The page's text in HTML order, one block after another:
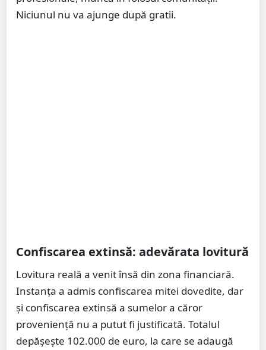
Niciunul nu va ajunge după gratii.
Confiscarea extinsă: adevărata lovitură
Lovitura reală a venit însă din zona financiară.
Instanța a admis confiscarea mitei dovedite, dar
și confiscarea extinsă a sumelor a căror
proveniență nu a putut fi justificată. Totalul
depășește 102.000 de euro, la care se adaugă